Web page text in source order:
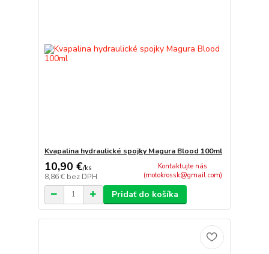
Kvapalina hydraulické spojky Magura Blood 100ml
10,90 €/ks
8,86 € bez DPH
Kontaktujte nás
(motokrossk@gmail.com)
Pridať do košíka